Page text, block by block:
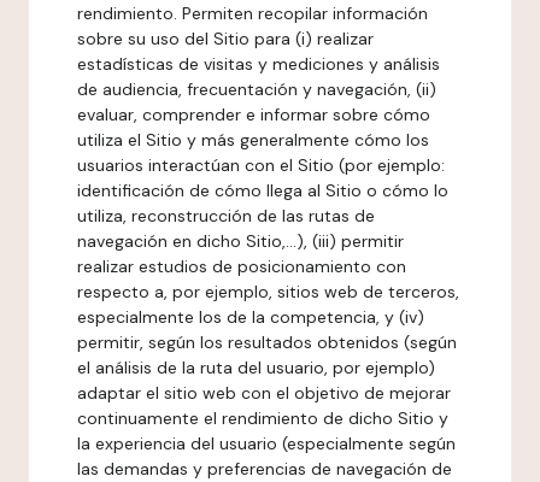
rendimiento. Permiten recopilar información
sobre su uso del Sitio para (i) realizar
estadísticas de visitas y mediciones y análisis
de audiencia, frecuentación y navegación, (ii)
evaluar, comprender e informar sobre cómo
utiliza el Sitio y más generalmente cómo los
usuarios interactúan con el Sitio (por ejemplo:
identificación de cómo llega al Sitio o cómo lo
utiliza, reconstrucción de las rutas de
navegación en dicho Sitio,...), (iii) permitir
realizar estudios de posicionamiento con
respecto a, por ejemplo, sitios web de terceros,
especialmente los de la competencia, y (iv)
permitir, según los resultados obtenidos (según
el análisis de la ruta del usuario, por ejemplo)
adaptar el sitio web con el objetivo de mejorar
continuamente el rendimiento de dicho Sitio y
la experiencia del usuario (especialmente según
las demandas y preferencias de navegación de